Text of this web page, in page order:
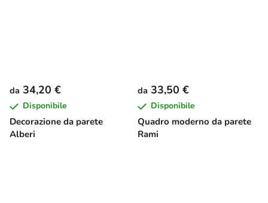
Decorazione da parete
Alberi
da 34,20 €
Disponibile
Quadro moderno da parete
Rami
da 33,50 €
Disponibile